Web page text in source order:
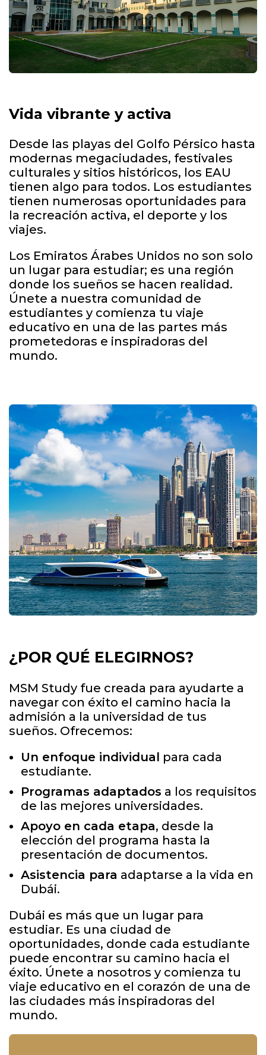
Vida vibrante y activa
Desde las playas del Golfo Pérsico hasta
modernas megaciudades, festivales
culturales y sitios históricos, los EAU
tienen algo para todos. Los estudiantes
tienen numerosas oportunidades para
la recreación activa, el deporte y los
viajes.
Los Emiratos Árabes Unidos no son solo
un lugar para estudiar; es una región
donde los sueños se hacen realidad.
Únete a nuestra comunidad de
estudiantes y comienza tu viaje
educativo en una de las partes más
prometedoras e inspiradoras del
mundo.
¿POR QUÉ ELEGIRNOS?
MSM Study fue creada para ayudarte a
navegar con éxito el camino hacia la
admisión a la universidad de tus
sueños. Ofrecemos:
Un enfoque individual
para cada
estudiante.
Programas adaptados a los requisitos
de las mejores universidades.
Apoyo en cada etapa, desde la
elección del programa hasta la
presentación de documentos.
Asistencia para adaptarse a la vida en
Dubái.
Dubái es más que un lugar para
estudiar. Es una ciudad de
oportunidades, donde cada estudiante
puede encontrar su camino hacia el
éxito. Únete a nosotros y comienza tu
viaje educativo en el corazón de una de
las ciudades más inspiradoras del
mundo.